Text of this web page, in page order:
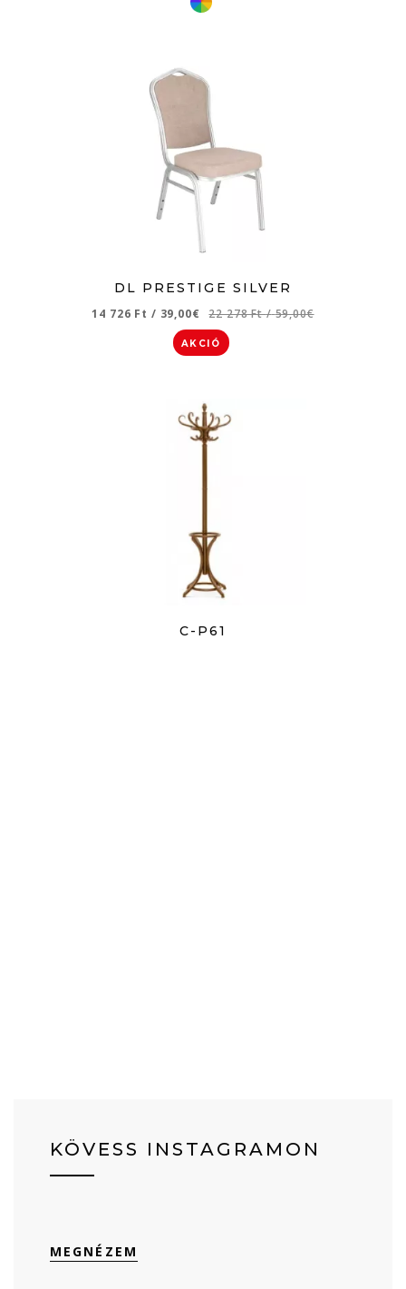
DL PRESTIGE SILVER
14 726 Ft / 39,00€ 22 278 Ft/ 59,00€
AKCIÓ
C-P61
KÖVESS INSTAGRAMON
MEGNÉZEM